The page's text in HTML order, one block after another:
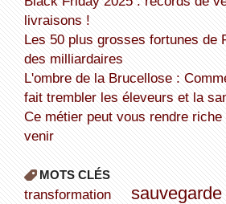
livraisons !
Les 50 plus grosses fortunes de France sont tous
des milliardaires
L'ombre de la Brucellose : Comment une bactérie
fait trembler les éleveurs et la
Ce métier peut vous rendre riche dans les années à
venir
MOTS CLÉS
transformation sauvegarde